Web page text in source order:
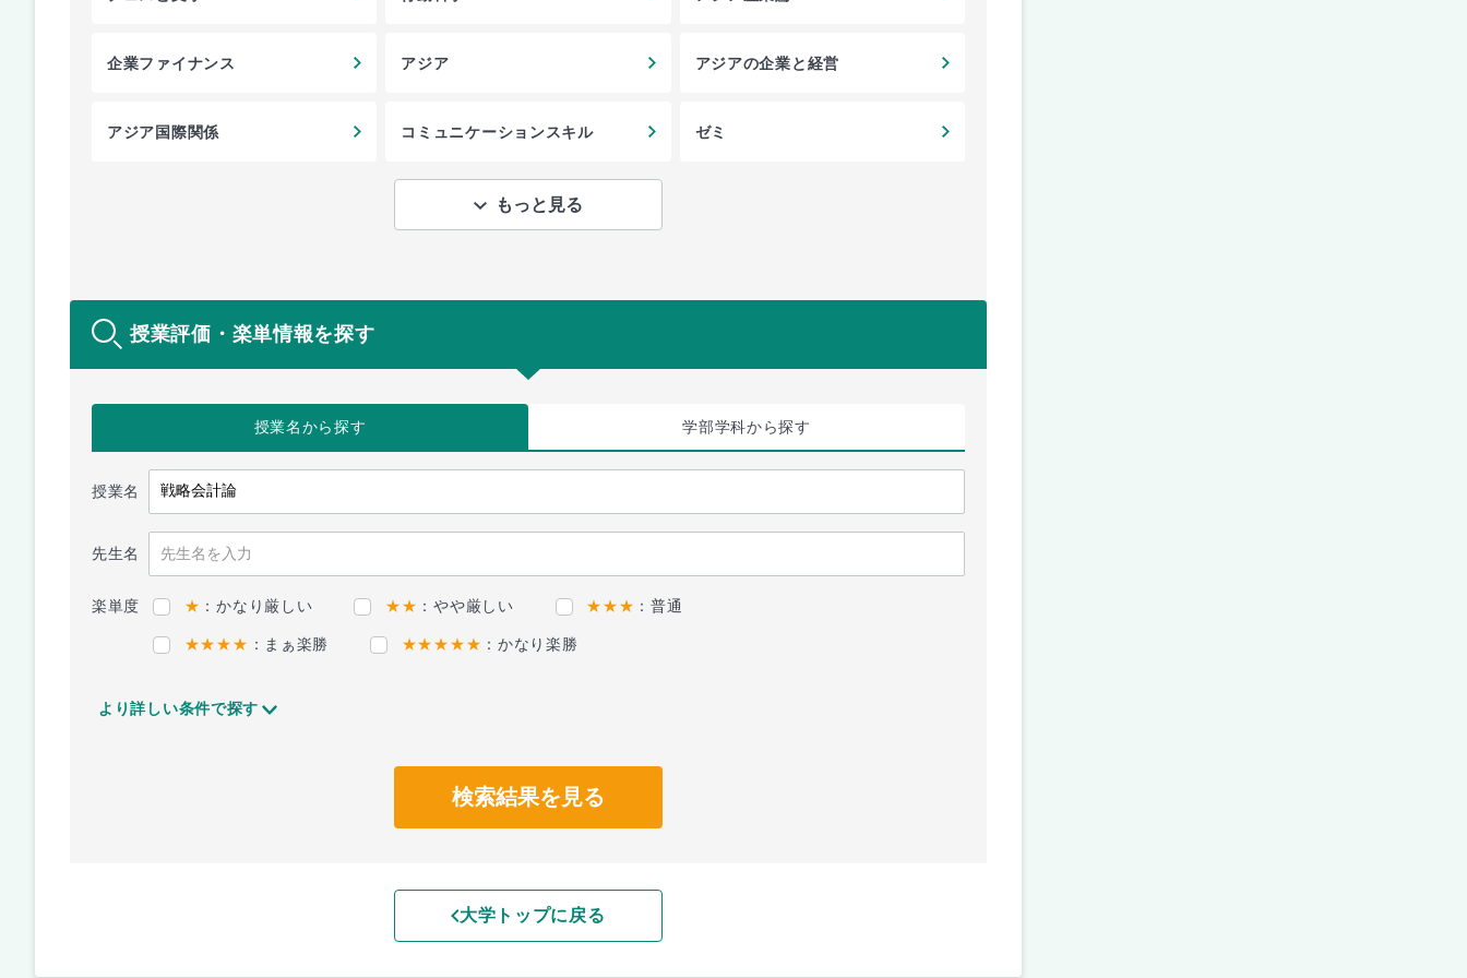
企業ファイナンス アジア アジアの企業と経営
アジア国際関係 コミュニケーションスキル ゼミ
もっと見る
授業評価・楽単情報を探す
授業名から探す 学部学科から探す
授業名
先生名
楽単度 ★ ：かなり厳しい ★★ ：やや厳しい ★★★ ：普通
★★★★ ：まぁ楽勝 ★★★★★ ：かなり楽勝
より詳しい条件で探す
検索結果を見る
大学トップに戻る